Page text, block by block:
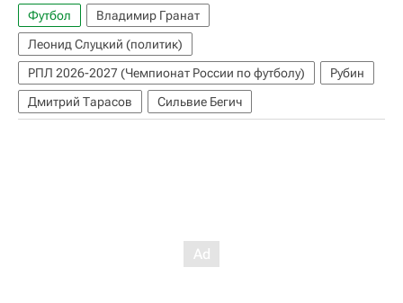
Футбол
Владимир Гранат
Леонид Слуцкий (политик)
РПЛ 2026-2027 (Чемпионат России по футболу)
Рубин
Дмитрий Тарасов
Сильвие Бегич